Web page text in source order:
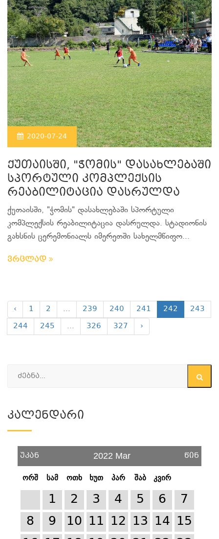
2020-07-24
ქუთაისში, "ჭომის" დასახლებაში
სპორტული კომპლექსის
რეაბილიტაცია დასრულდა
ქუთაისში, "ჭომის" დასახლებაში სპორტული
კომპლექსის რეაბილიტაცია დასრულდა. სტადიონის
გახსნის ცერემონიალს იმერეთში სახელმწიფო...
ვრცლად
‹ 1 2 ... 239 240 241 242
243
244
245 ... 326 327 ›
Კალენდარი
უკან 2022 Mar წინ
ორშ სამ ოთხ ხუთ პარ შაბ კვირ
1 2 3 4 5 6
7
8
9 10 11 12 13 14 15